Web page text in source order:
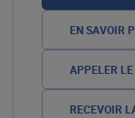
EN SAVOIR
APPELER
RECEVOIR